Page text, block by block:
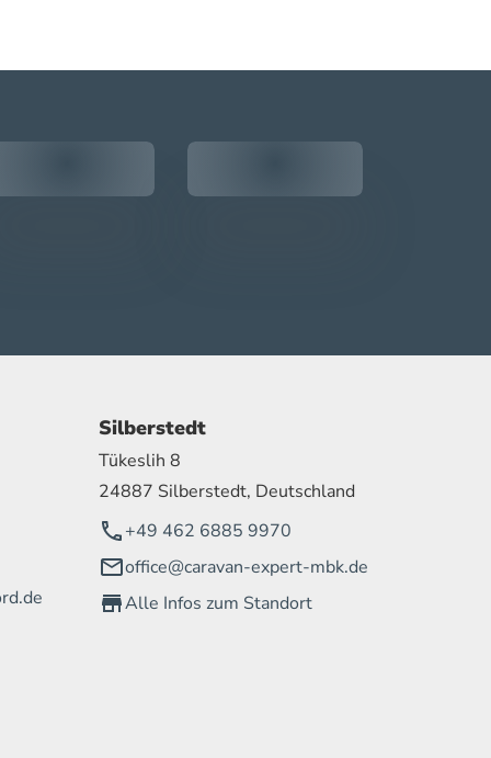
Silberstedt
Tükeslih 8
24887 Silberstedt, Deutschland
+49 462 6885 9970
office@caravan-expert-mbk.de
Alle Infos zum Standort